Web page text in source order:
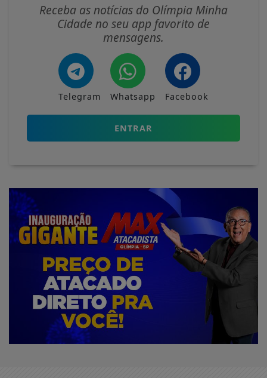
Receba as notícias do Olímpia Minha
Cidade no seu app favorito de
mensagens.
Telegram Whatsapp Facebook
ENTRAR